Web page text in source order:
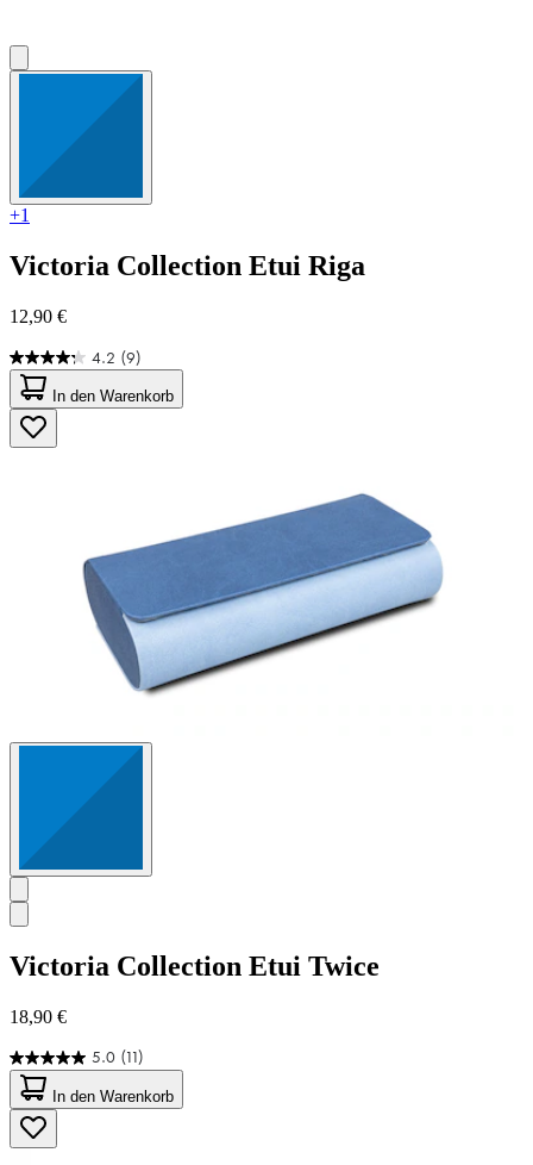
+1
Victoria Collection Etui Riga
12,90 €
4.2 (9)
4.2
von
5
Sternen.
9
In den Warenkorb
Victoria Collection Etui Twice
18,90 €
5.0 (11)
5.0
von
5
Sternen.
11
In den Warenkorb